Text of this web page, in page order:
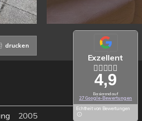
drucken
2005
Exzellent
4,9
Basierend auf
27 Google-Bewertungen
Echtheit von Bewertungen